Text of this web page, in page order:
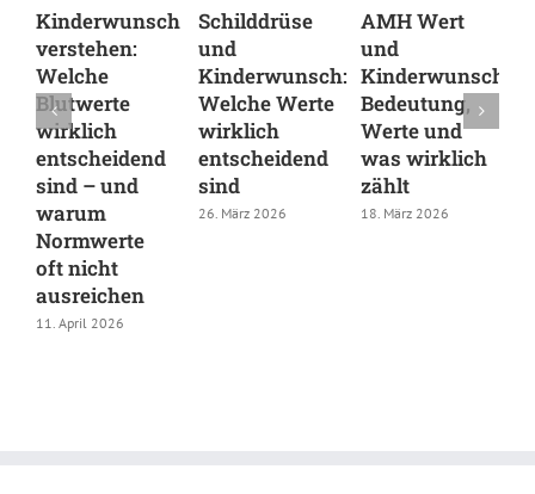
Kinderwunsch
verstehen:
Welche
Blutwerte
wirklich
entscheidend
sind – und
warum
Normwerte
oft nicht
ausreichen
11. April 2026
Schilddrüse
und
Kinderwunsch:
Welche Werte
wirklich
entscheidend
sind
26. März 2026
AMH Wert
und
Kinderwunsch:
Bedeutung,
Werte und
was wirklich
zählt
18. März 2026